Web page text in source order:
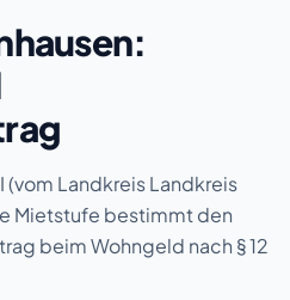
(vom Landkreis Landkreis
Mietstufe bestimmt den
beim Wohngeld nach § 12